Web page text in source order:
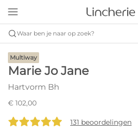
Waar ben je naar op zoek?
Multiway
Marie Jo Jane
Hartvorm Bh
€ 102,00
131 beoordelingen